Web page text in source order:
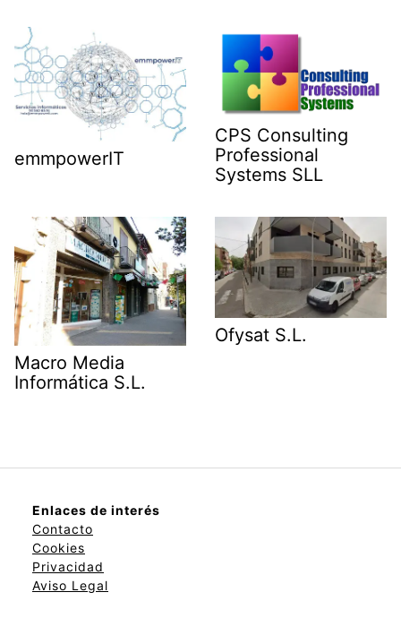
emmpowerIT
CPS Consulting
Professional
Systems SLL
Macro Media
Informática S.L.
Ofysat S.L.
Enlaces de interés
Contacto
Cookies
Privacidad
Aviso Legal